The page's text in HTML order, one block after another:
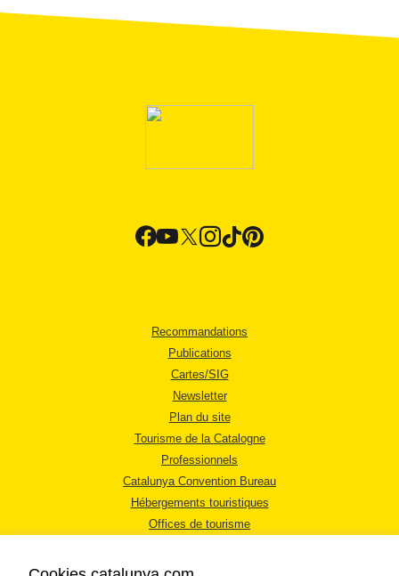
Recommandations
Publications
Cartes/SIG
Newsletter
Plan du site
Tourisme de la Catalogne
Professionnels
Catalunya Convention Bureau
Hébergements touristiques
Offices de tourisme